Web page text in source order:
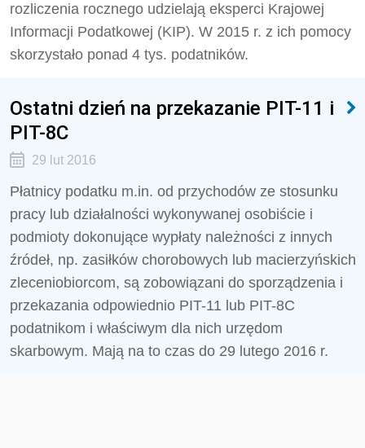
rozliczenia rocznego udzielają eksperci Krajowej
Informacji Podatkowej (KIP). W 2015 r. z ich pomocy
skorzystało ponad 4 tys. podatników.
Ostatni dzień na przekazanie PIT-11 i
PIT-8C
29 lut 2016
Płatnicy podatku m.in. od przychodów ze stosunku
pracy lub działalności wykonywanej osobiście i
podmioty dokonujące wypłaty należności z innych
źródeł, np. zasiłków chorobowych lub macierzyńskich
zleceniobiorcom, są zobowiązani do sporządzenia i
przekazania odpowiednio PIT-11 lub PIT-8C
podatnikom i właściwym dla nich urzędom
skarbowym. Mają na to czas do 29 lutego 2016 r.